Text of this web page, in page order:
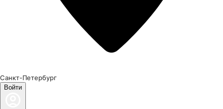
Санкт-Петербург
Войти